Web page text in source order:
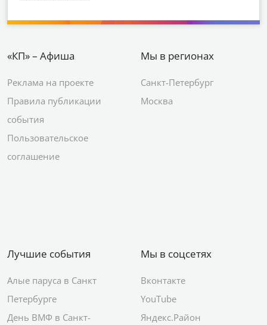
«КП» – Афиша
Реклама на проекте
Правила публикации
события
Пользовательское
соглашение
Мы в регионах
Санкт-Петербург
Москва
Лучшие события
Алые паруса в Санкт
Петербурге
День ВМФ в Санкт-
Мы в соцсетях
Вконтакте
YouTube
Яндекс.Район